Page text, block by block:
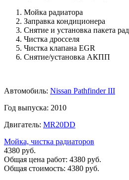
Мойка радиатора
Заправка кондиционера
Снятие и установка пакета
Чистка дросселя
Чистка клапана EGR
Снятие/установка АКПП
Автомобиль: Nissan Pathfinder III
Год выпуска: 2010
Двигатель: MR20DD
Мойка, чистка радиаторов
4380 руб.
Общая цена работ: 4380 руб.
Общая стоимость: 4380 руб.